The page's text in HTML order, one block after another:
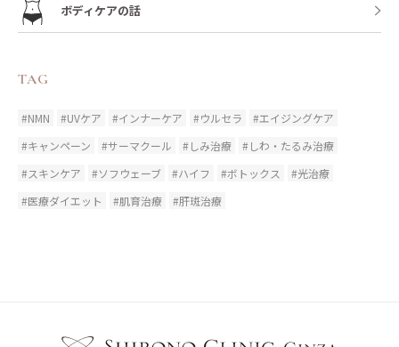
ボディケアの話
TAG
#NMN #UVケア #インナーケア #ウルセラ
#エイジングケア
#キャンペーン
#サーマクール #しみ治療
#しわ・たるみ治療
#スキンケア
#ソフウェーブ #ハイフ #ボトックス
#光治療
#医療ダイエット
#肌育治療 #肝斑治療